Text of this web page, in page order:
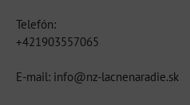
Telefón:
+421903557065
E-mail: info@nz-lacnenaradie.sk